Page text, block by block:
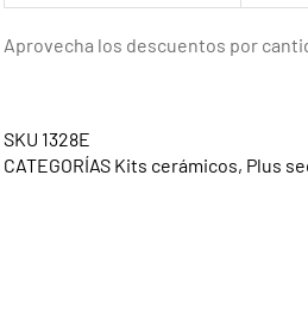
Aprovecha los descuentos por
SKU 1328E
CATEGORÍAS Kits cerámicos, Plus